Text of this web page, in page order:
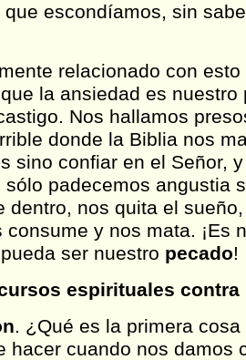
escondíamos, sin
relacionado con
la ansiedad es nuestro
Nos hallamos
donde la Biblia nos
sino confiar en el Señor,
sólo padecemos angustia
dentro, nos quita el
consume y nos mata. ¡Es
ser nuestro pecado!
espirituales contra
. ¿Qué es la primera
hacer cuando nos damos